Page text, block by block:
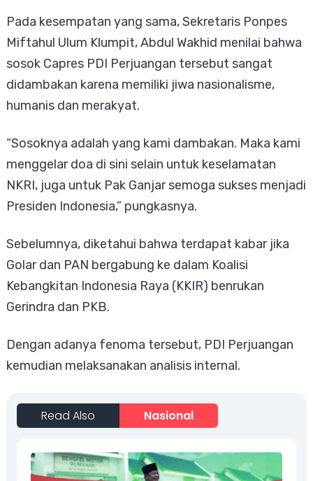
Pada kesempatan yang sama, Sekretaris Ponpes
Miftahul Ulum Klumpit, Abdul Wakhid menilai bahwa
sosok Capres PDI Perjuangan tersebut sangat
didambakan karena memiliki jiwa nasionalisme,
humanis dan merakyat.
“Sosoknya adalah yang kami dambakan. Maka kami
menggelar doa di sini selain untuk keselamatan
NKRI, juga untuk Pak Ganjar semoga sukses menjadi
Presiden Indonesia,” pungkasnya.
Sebelumnya, diketahui bahwa terdapat kabar jika
Golar dan PAN bergabung ke dalam Koalisi
Kebangkitan Indonesia Raya (KKIR) benrukan
Gerindra dan PKB.
Dengan adanya fenoma tersebut, PDI Perjuangan
kemudian melaksanakan analisis internal.
Read Also Nasional